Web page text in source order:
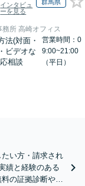
インタビュ
ーを見る
群馬県
所 高崎オフィス
法(対面・
ビデオな
相談
営業時間：0
9:00~21:00
（平日）
たい方・請求され
績と経験のある
の証拠診断や着